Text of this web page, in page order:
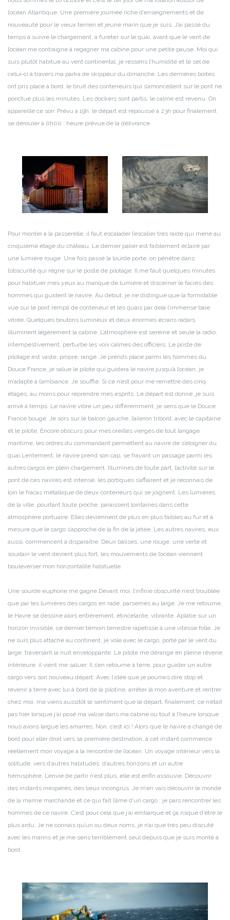
l’océan Atlantique. Une première journée riche d’enseignements et de
nouveauté pour le vieux terrien et jeune marin que je suis. J’ai passé du
temps à suivre le chargement, à fureter sur le quai, avant que le vent de
l’océan me contraigne à regagner ma cabine pour une petite pause. Moi qui
suis plutôt habitué au vent continental, je ressens l’humidité et le sel de
celui‑ci à travers ma parka de skippeur du dimanche. Les dernières boites
ont pris place à bord, le bruit des conteneurs qui s’amoncellent sur le pont ne
ponctue plus les minutes. Les dockers sont partis, le calme est revenu. On
appareille ce soir. Prévu à 19h, le départ est repoussé à 23h pour finalement
se dérouler à 0h00 : heure prévue de la délivrance.
Pour monter à la passerelle, il faut escalader l’escalier très raide qui mène au
cinquième étage du château. Le dernier palier est faiblement éclairé par
une lumière rouge. Une fois passé la lourde porte, on pénètre dans
l’obscurité qui règne sur le poste de pilotage. Il me faut quelques minutes
pour habituer mes yeux au manque de lumière et discerner le faciès des
hommes qui guident le navire. Au début, je ne distingue que la formidable
vue sur le pont rempli de conteneur et les quais par delà l’immense baie
vitrée. Quelques boutons lumineux et deux énormes écrans radars
illuminent légèrement la cabine. L’atmosphère est sereine et seule la radio,
intempestivement, perturbe les voix calmes des officiers. Le poste de
pilotage est vaste, propre, rangé. Je prends place parmi les hommes du
Douce France, je salue le pilote qui guidera le navire jusqu’à l’océan, je
m’adapte à l’ambiance. Je souffle. Si ce n’est pour me remettre des cinq
étages, au moins pour reprendre mes esprits. Le départ est donné, je suis
arrivé à temps. Le navire vibre un peu différemment, je sens que le Douce
France bouge. Je sors sur le balcon gauche, l’aileron tribord, avec le capitaine
et le pilote. Encore obscurs pour mes oreilles vierges de tout langage
maritime, les ordres du commandant permettent au navire de s’éloigner du
quai.Lentement, le navire prend son cap, se frayant un passage parmi les
autres cargos en plein chargement. Illuminés de toute part, l’activité sur le
pont de ces navires est intense, les portiques s’affairent et je reconnais de
loin le fracas métallique de deux conteneurs qui se joignent. Les lumières
de la ville, pourtant toute proche, paraissent lointaines dans cette
atmosphère portuaire. Elles deviennent de plus en plus faibles au fur et à
mesure que le cargo s’approche de la fin de la jetée. Les autres navires, eux
aussi, commencent à disparaître. Deux balises, une rouge, une verte et
soudain le vent devient plus fort, les mouvements de l’océan viennent
bouleverser mon horizontalité habituelle.
Une sourde euphorie me gagne.Devant moi, l’infinie obscurité n’est troublée
que par les lumières des cargos en rade, parsemés au large. Je me retourne,
le Havre se dessine alors entièrement, étincelante, vibrante. Aplatie sur un
horizon invisible, ce dernier témoin terrestre rapetisse à une vitesse folle. Je
ne suis plus attaché au continent, je vole avec le cargo, porté par le vent du
large, traversant la nuit enveloppante. Le pilote me dérange en pleine rêverie
intérieure, il vient me saluer. Il s’en retourne à terre, pour guider un autre
cargo vers son nouveau départ. Avec l’idée que je pourrais dire stop et
revenir à terre avec lui à bord de la pilotine, arrêter là mon aventure et rentrer
chez moi, me viens aussitôt le sentiment que le départ, finalement, ce n’était
pas hier lorsque j’ai posé ma valise dans ma cabine ou tout à l’heure lorsque
nous avons largué les amarres. Non, c’est ici ! Alors que le navire a changé de
bord pour aller droit vers sa première destination, à cet instant commence
réellement mon voyage à la rencontre de l’océan. Un voyage intérieur vers la
solitude, vers d’autres habitudes, d’autres horizons et un autre
hémisphère. L’envie de partir n’est plus, elle est enfin assouvie. Découvrir
des instants inespérés, des lieux incongrus. Je m’en vais découvrir le monde
de la marine marchande et ce qui fait l’âme d’un cargo : je pars rencontrer les
hommes de ce navire. C’est pour cela que j’ai embarqué et ça risque d’être le
plus ardu. Je ne connais qu’un ou deux noms, je n’ai que très peu discuté
avec les marins et je me sens terriblement seul depuis que je suis monté à
bord.